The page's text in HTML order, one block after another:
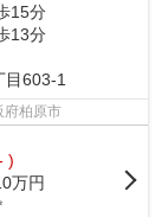
15分
13分
目603-1
柏原市
)
万円